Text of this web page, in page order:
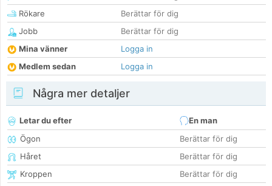
Rökare
Berättar för dig
Jobb
Berättar för dig
Mina vänner
Logga in
Medlem sedan
Logga in
Några mer detaljer
Letar du efter
En man
Ögon
Berättar för dig
Håret
Berättar för dig
Kroppen
Berättar för dig